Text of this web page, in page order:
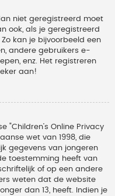
niet geregistreerd moet
ook, als je geregistreerd
kan je bijvoorbeeld een
andere gebruikers e-
enz. Het registreren
aan!
"Children’s Online Privacy
wet van 1998, die
gegevens van jongeren
toestemming heeft van
of op een andere
weten dat de website
dan 13, heeft. Indien je